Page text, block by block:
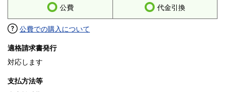
公費 代金引換
公費での購入について
適格請求書発行
対応します
支払方法等